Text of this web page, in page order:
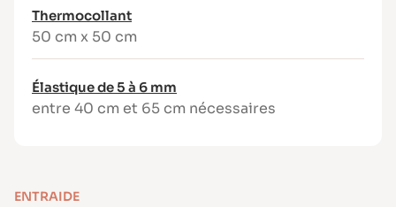
Modèle simple, sans zip ni bouton. Idéal pour
progresser, tout en obtenant un résultat
Thermocollant
50 cm x 50 cm
Élastique de 5 à 6 mm
entre 40 cm et 65 cm nécessaires
ENTRAIDE